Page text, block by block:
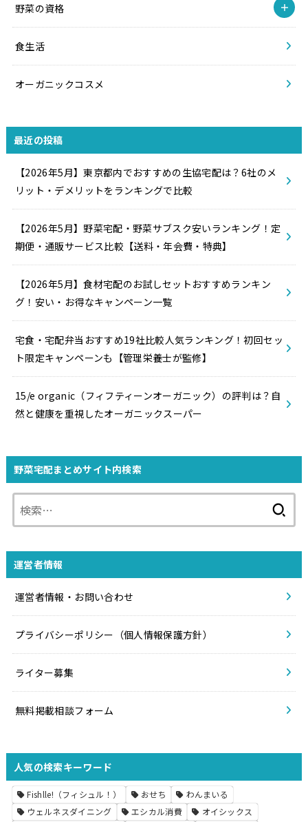
野菜の資格
食生活
オーガニックコスメ
最近の投稿
【2026年5月】東京都内でおすすめの生協宅配は？6社のメ
リット・デメリットをランキングで比較
【2026年5月】野菜宅配・野菜サブスク安いランキング！定
期便・通販サービス比較【送料・年会費・特典】
【2026年5月】食材宅配のお試しセットおすすめランキン
グ！安い・お得なキャンペーン一覧
宅食・宅配弁当おすすめ19社比較人気ランキング！初回セッ
ト限定キャンペーンも【管理栄養士が監修】
15/e organic（フィフティーンオーガニック）の評判は？自
然と健康を重視したオーガニックスーパー
野菜宅配まとめサイト内検索
運営者情報
運営者情報・お問い合わせ
プライバシーポリシー（個人情報保護方針）
ライター募集
無料掲載相談フォーム
人気の検索キーワード
Fishlle!（フィシュル！） おせち
わんまいる
ウェルネスダイニング
エシカル消費
オイシックス